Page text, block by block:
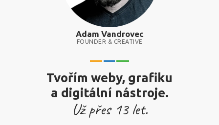
Adam Vandrovec
FOUNDER & CREATIVE
Tvořím weby, grafiku
a digitální nástroje.
Už přes 13let.